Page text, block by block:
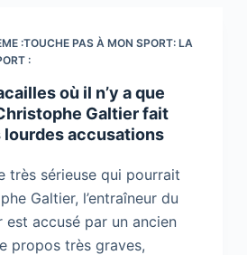
:TOUCHE PAS À MON SPORT: LA
:
où il n’y a que
Galtier fait
lourdes accusations
très sérieuse qui pourrait
Galtier, l’entraîneur du
est accusé par un ancien
propos très graves,